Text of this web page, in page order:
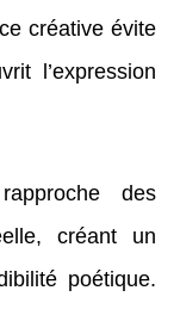
créative évite
l’expression
des
créant un
poétique.